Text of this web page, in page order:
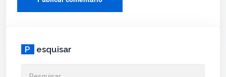
P esquisar